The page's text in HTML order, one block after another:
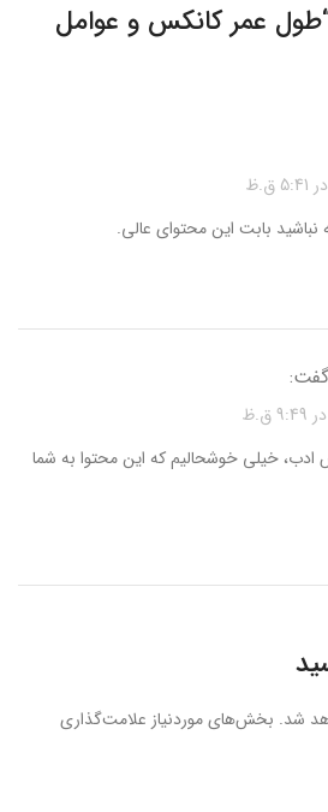
طول عمر کانکس و عوامل
بابت این محتوای عالی.
گفت:
خیلی خوشحالیم که این محتوا به شما
شد. بخش‌های موردنیاز علامت‌گذاری